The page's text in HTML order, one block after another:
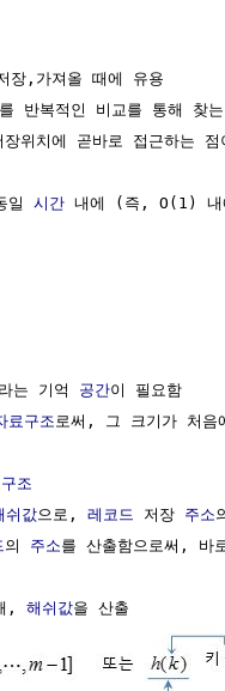
장,가져올 때에 유용
를 반복적인 비교를 통해 찾
장위치에 곧바로 접근하는 점
일
시간 내에 (즉, O(1) 내
는 기억 공간이 필요함
료구조 로써, 그 크기가 처음
조
쉬값으로, 레코드 저장 주소
의 주소를 산출함으로써, 바
, 해쉬값을 산출